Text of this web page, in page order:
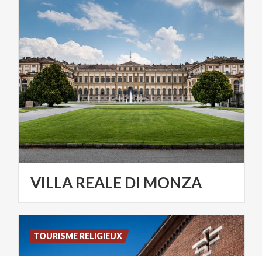
VILLA REALE DI MONZA
TOURISME RELIGIEUX